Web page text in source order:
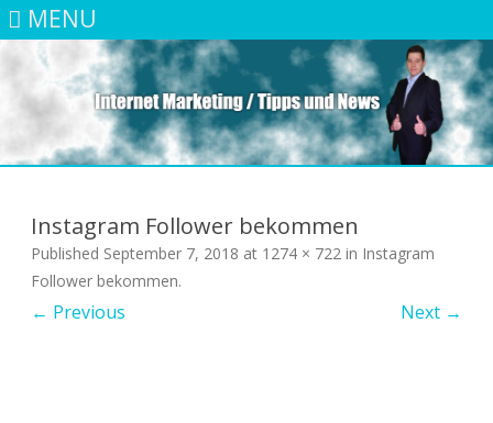
MENU
Instagram Follower bekommen
Published September 7, 2018 at 1274 × 722 in Instagram
Follower bekommen.
← Previous Next →